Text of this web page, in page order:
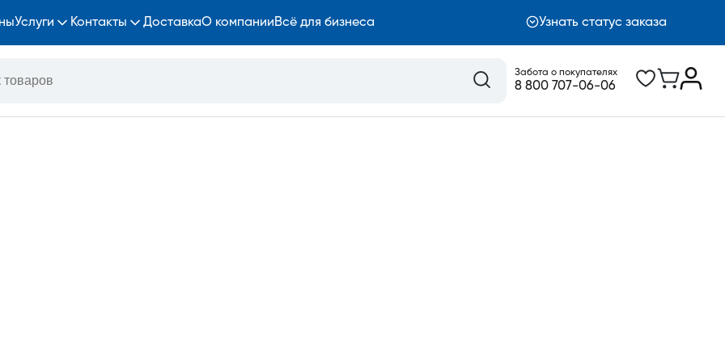
Услуги Контакты ДоставкаО компанииВсё для бизнеса Узнать статус заказа
Забота о покупателях
8 800 707-06-06